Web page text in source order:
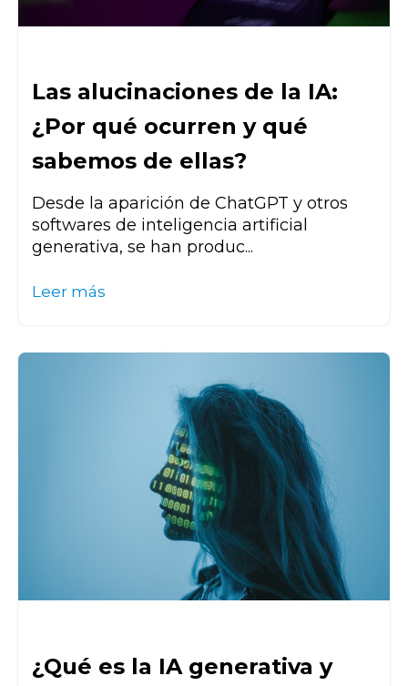
Las alucinaciones de la IA:
¿Por qué ocurren y qué
sabemos de ellas?
Desde la aparición de ChatGPT y otros
softwares de inteligencia artificial
generativa, se han produc...
Leer más
¿Qué es la IA generativa y